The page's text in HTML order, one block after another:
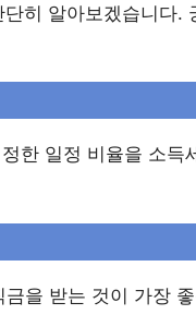
히 알아보겠습니다.
한 일정 비율을 소득
을 받는 것이 가장